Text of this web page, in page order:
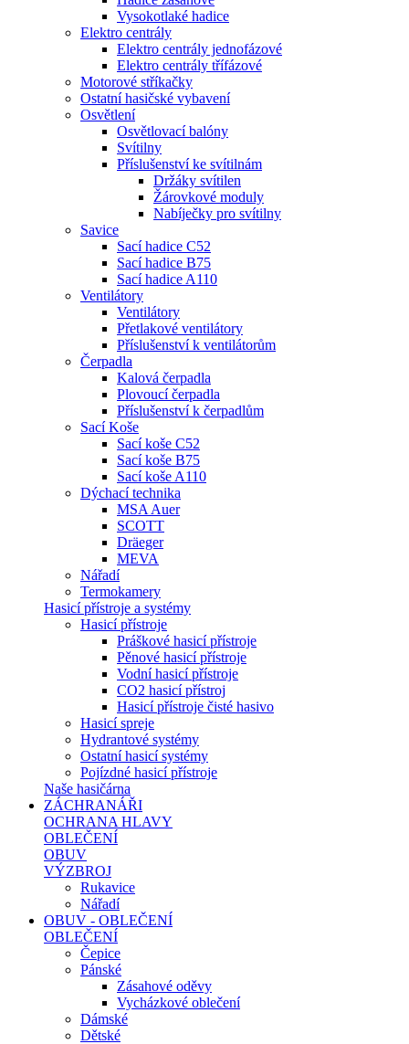
Vysokotlaké hadice
Elektro centrály
Elektro centrály jednofázové
Elektro centrály třífázové
Motorové stříkačky
Ostatní hasičské vybavení
Osvětlení
Osvětlovací balóny
Svítilny
Příslušenství ke svítilnám
Držáky svítilen
Žárovkové moduly
Nabíječky pro svítilny
Savice
Sací hadice C52
Sací hadice B75
Sací hadice A110
Ventilátory
Ventilátory
Přetlakové ventilátory
Příslušenství k ventilátorům
Čerpadla
Kalová čerpadla
Plovoucí čerpadla
Příslušenství k čerpadlům
Sací Koše
Sací koše C52
Sací koše B75
Sací koše A110
Dýchací technika
MSA Auer
SCOTT
Dräeger
MEVA
Nářadí
Termokamery
Hasicí přístroje a systémy
Hasicí přístroje
Práškové hasicí přístroje
Pěnové hasicí přístroje
Vodní hasicí přístroje
CO2 hasicí přístroj
Hasicí přístroje čisté hasivo
Hasicí spreje
Hydrantové systémy
Ostatní hasicí systémy
Pojízdné hasicí přístroje
Naše hasičárna
ZÁCHRANÁŘI
OCHRANA HLAVY
OBLEČENÍ
OBUV
VÝZBROJ
Rukavice
Nářadí
OBUV - OBLEČENÍ
OBLEČENÍ
Čepice
Pánské
Zásahové oděvy
Vycházkové oblečení
Dámské
Dětské